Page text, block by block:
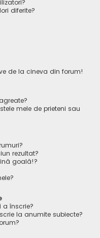
diferite?
de la cineva din forum!
mele de prieteni sau
rezultat?
goală!?
a înscrie?
la anumite subiecte?